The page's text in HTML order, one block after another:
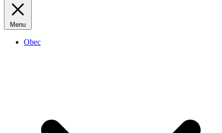
Menu
Obec